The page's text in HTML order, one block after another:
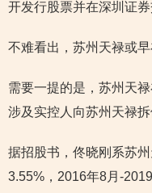
开发行股票并在深圳证券
不难看出，苏州天禄或
需要一提的是，苏州天
涉及实控人向苏州天禄拆
据招股书，佟晓刚系苏
3.55%，2016年8月-